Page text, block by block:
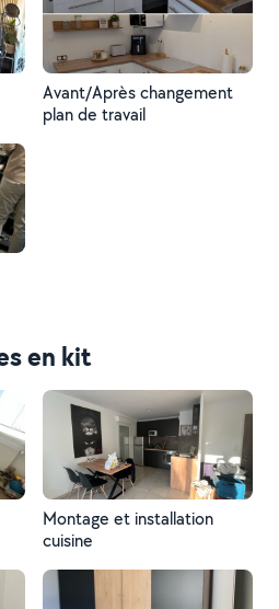
Avant/Après changement
plan de travail
en kit
Montage et installation
cuisine